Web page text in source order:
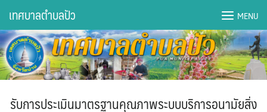
content
DWQA Ask Question
DWQA Questions
เทศบาลตำบลปัว MENU
รับการประเมินมาตรฐานคุณภาพระบบบริการอนามัยสิ่ง